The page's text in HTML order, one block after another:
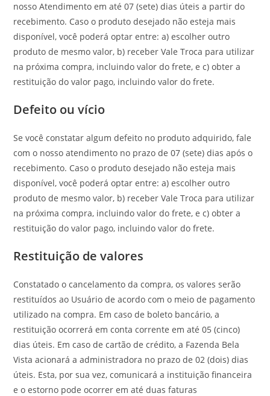
nosso Atendimento em até 07 (sete) dias úteis a partir do
recebimento. Caso o produto desejado não esteja mais
disponível, você poderá optar entre: a) escolher outro
produto de mesmo valor, b) receber Vale Troca para utilizar
na próxima compra, incluindo valor do frete, e c) obter a
restituição do valor pago, incluindo valor do frete.
Defeito ou vício
Se você constatar algum defeito no produto adquirido, fale
com o nosso atendimento no prazo de 07 (sete) dias após o
recebimento. Caso o produto desejado não esteja mais
disponível, você poderá optar entre: a) escolher outro
produto de mesmo valor, b) receber Vale Troca para utilizar
na próxima compra, incluindo valor do frete, e c) obter a
restituição do valor pago, incluindo valor do frete.
Restituição de valores
Constatado o cancelamento da compra, os valores serão
restituídos ao Usuário de acordo com o meio de pagamento
utilizado na compra. Em caso de boleto bancário, a
restituição ocorrerá em conta corrente em até 05 (cinco)
dias úteis. Em caso de cartão de crédito, a Fazenda Bela
Vista acionará a administradora no prazo de 02 (dois) dias
úteis. Esta, por sua vez, comunicará a instituição financeira
e o estorno pode ocorrer em até duas faturas